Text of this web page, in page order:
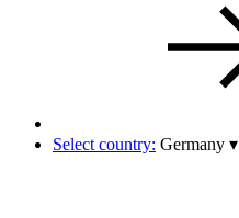
Select country: Germany ▾